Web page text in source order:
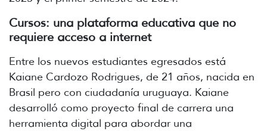
Cursos: una plataforma educativa que no
requiere acceso a internet
Entre los nuevos estudiantes egresados está
Kaiane Cardozo Rodrigues, de 21 años, nacida en
Brasil pero con ciudadanía uruguaya. Kaiane
desarrolló como proyecto final de carrera una
herramienta digital para abordar una